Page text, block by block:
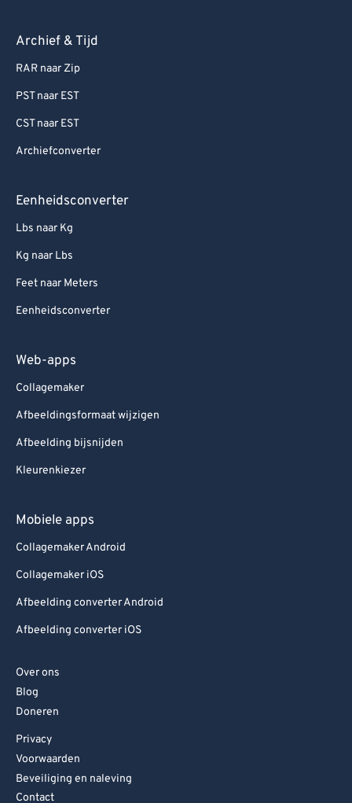
Archief & Tijd
RAR naar Zip
PST naar EST
CST naar EST
Archiefconverter
Eenheidsconverter
Lbs naar Kg
Kg naar Lbs
Feet naar Meters
Eenheidsconverter
Web-apps
Collagemaker
Afbeeldingsformaat wijzigen
Afbeelding bijsnijden
Kleurenkiezer
Mobiele apps
Collagemaker Android
Collagemaker iOS
Afbeelding converter Android
Afbeelding converter iOS
Over ons
Blog
Doneren
Privacy
Voorwaarden
Beveiliging en naleving
Contact